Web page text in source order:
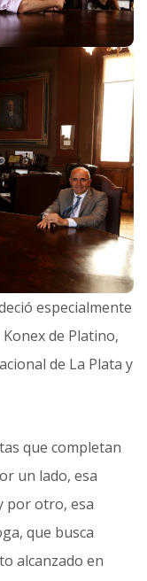
especialmente
de Platino,
de La Plata y
que completan
un lado, esa
por otro, esa
que busca
alcanzado en